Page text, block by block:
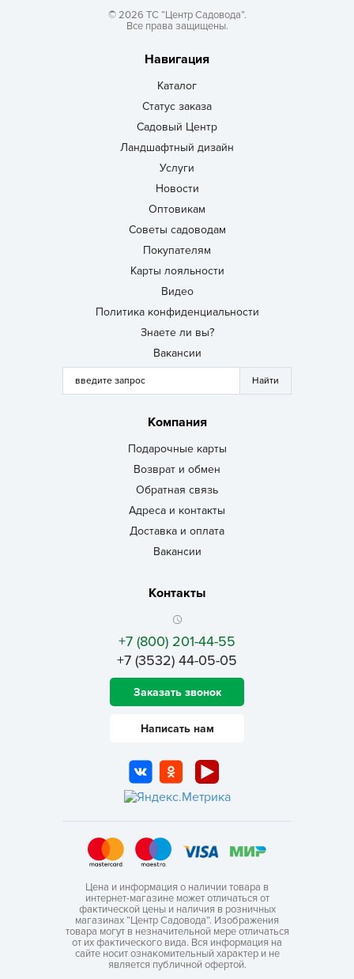
© 2026 ТС “Центр Садовода”.
Все права защищены.
Навигация
Каталог
Статус заказа
Садовый Центр
Ландшафтный дизайн
Услуги
Новости
Оптовикам
Советы садоводам
Покупателям
Карты лояльности
Видео
Политика конфиденциальности
Знаете ли вы?
Вакансии
Компания
Подарочные карты
Возврат и обмен
Обратная связь
Адреса и контакты
Доставка и оплата
Вакансии
Контакты
+7 (800) 201-44-55
+7 (3532) 44-05-05
Заказать звонок
Написать нам
Цена и информация о наличии товара в
интернет-магазине может отличаться от
фактической цены и наличия в розничных
магазинах “Центр Садовода”. Изображения
товара могут в незначительной мере отличаться
от их фактического вида. Вся информация на
сайте носит ознакомительный характер и не
является публичной офертой.